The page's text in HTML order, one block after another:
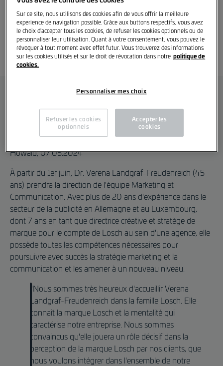
Losch Marketing et
Communication sous une
nouvelle direction
Dr. Verena Landgraf-Freudenreich devient la nouvelle
responsable du Marketing et de la Communication chez
Losch Luxembourg.
Howald, 07.05.2024
À partir du 1er juin, Dr. Verena Landgraf-Freudenreich (45
ans) prendra la direction de l'équipe Marketing et
Communication. Avec plus de 20 ans d'expérience dans le
secteur de la publicité en Allemagne et au Luxembourg,
dont 7 ans en tant que directrice créative et stratège de
marque pour le compte de Losch au sein d'une agence, elle
possède toutes les compétences nécessaires pour
poursuivre avec succès la stratégie marketing et la
communication et les amener à un nouveau niveau.
"Nous sommes très heureux d'accueillir Verena
Landgraf-Freudenreich dans la famille Losch. Elle
connaît la marque Losch et la mentalité qui
caractérise notre entreprise. Nous sommes
convaincus qu'elle jouera un rôle décisif dans la
perception de la marque Losch par nos clients, que
nous voulons intégrer dans l'ensemble de notre
Sur ce site, nous utilisons des cookies afin de vous offrir la meilleure
experience de navigation possible. Grâce aux buttons respectifs, vous avez
le choix d'accepter tous les cookies, de refuser les cookies optionnels ou de
personnaliser leur utilisation. Quant à votre consentement, vous pouvez le
révoquer à tout moment avec effet futur. Vous trouverez des informations
sur les cookies utilisés et sur le droit de révocation dans notre politique de
cookies.
Personnaliser mes choix
Refuser les cookies
optionnels
Accepter les
cookies